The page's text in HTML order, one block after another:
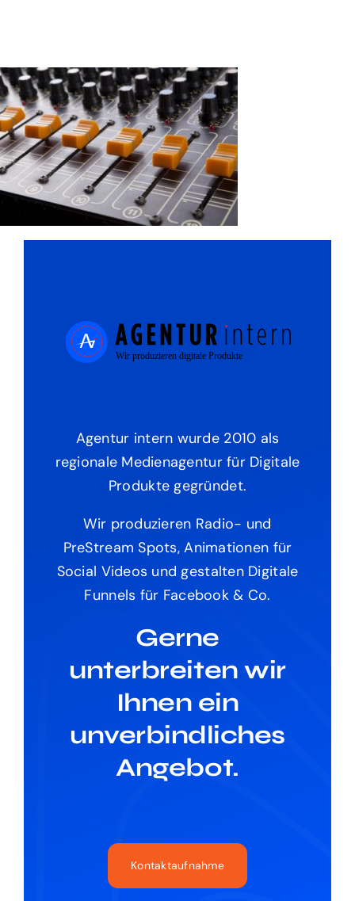
Agentur intern wurde 2010 als
regionale Medienagentur für Digitale
Produkte gegründet.
Wir produzieren Radio- und
PreStream Spots, Animationen für
Social Videos und gestalten Digitale
Funnels für Facebook & Co.
Gerne
unterbreiten wir
Ihnen ein
unverbindliches
Angebot.
Kontaktaufnahme